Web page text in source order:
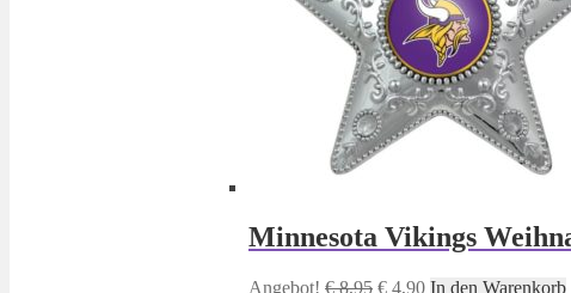
Minnesota Vikings
Angebot! €8,95 Ursprünglicher
€ 4,90Aktueller
In den Warenkorb